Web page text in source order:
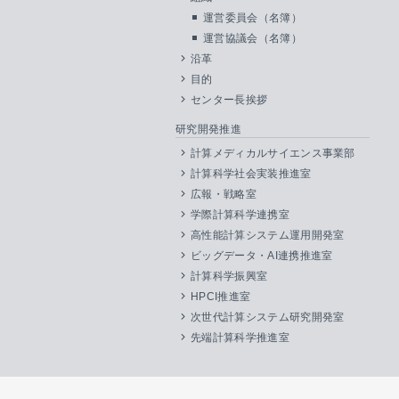
運営委員会（名簿）
運営協議会（名簿）
沿革
目的
センター長挨拶
研究開発推進
計算メディカルサイエンス事業部
計算科学社会実装推進室
広報・戦略室
学際計算科学連携室
高性能計算システム運用開発室
ビッグデータ・AI連携推進室
計算科学振興室
HPCI推進室
次世代計算システム研究開発室
先端計算科学推進室